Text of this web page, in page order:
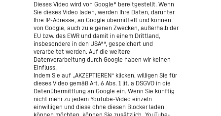
Dieses Video wird von Google* bereitgestellt. Wenn
Sie dieses Video laden, werden Ihre Daten, darunter
Ihre IP-Adresse, an Google übermittelt und können
von Google, auch zu eigenen Zwecken, außerhalb der
EU bzw. des EWR und damit in einem Drittland,
insbesondere in den USA**, gespeichert und
verarbeitet werden. Auf die weitere
Datenverarbeitung durch Google haben wir keinen
Einfluss.
Indem Sie auf „AKZEPTIEREN“ klicken, willigen Sie für
dieses Video gemäß Art. 6 Abs. 1 lit. a DSGVO in die
Datenübermittlung an Google ein. Wenn Sie künftig
nicht mehr zu jedem YouTube-Video einzeln
einwilligen und diese ohne diesen Blocker laden